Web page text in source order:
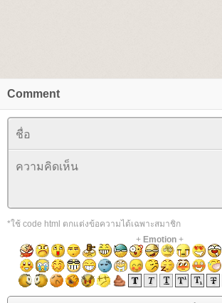
Comment
*ใช้ code html ตกแต่งข้อความได้เฉพาะสมาชิก
+ Emotion+